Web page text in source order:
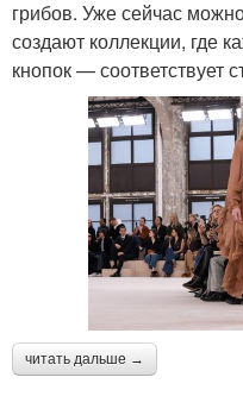
грибов. Уже сейчас
создают коллекции, где
кнопок — соответствует
читать дальше →